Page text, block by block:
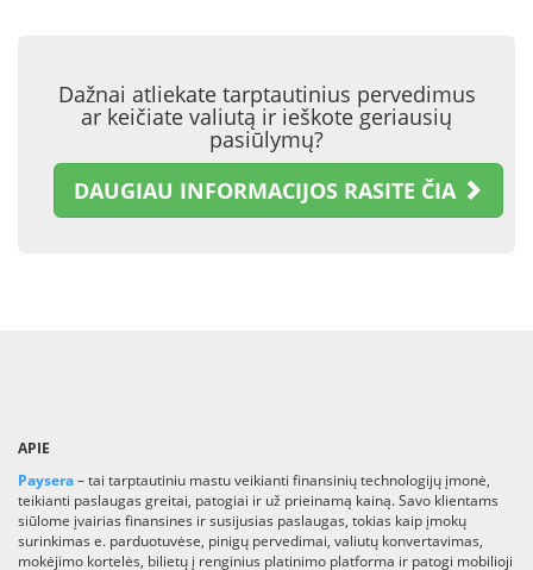
Dažnai atliekate tarptautinius pervedimus
ar keičiate valiutą ir ieškote geriausių
pasiūlymų?
DAUGIAU INFORMACIJOS RASITE ČIA
APIE
Paysera– tai tarptautiniu mastu veikianti finansinių technologijų įmonė,
teikianti paslaugas greitai, patogiai ir už prieinamą kainą. Savo klientams
siūlome įvairias finansines ir susijusias paslaugas, tokias kaip įmokų
surinkimas e. parduotuvėse, pinigų pervedimai, valiutų konvertavimas,
mokėjimo kortelės, bilietų į renginius platinimo platforma ir patogi mobilioji